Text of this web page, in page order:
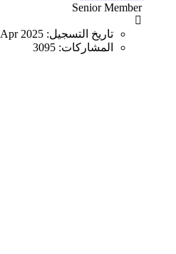
Senior Member
تاريخ التسجيل: Apr 2025
المشاركات: 3095